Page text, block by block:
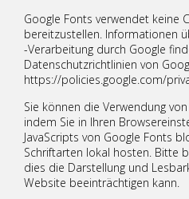
Google Fonts verwendet keine
bereitzustellen. Informationen
-Verarbeitung durch Google
Datenschutzrichtlinien von
https://policies.google.com/
Sie können die Verwendung
indem Sie in Ihren
JavaScripts von Google Fonts
Schriftarten lokal hosten. Bitte
dies die Darstellung und
Website beeinträchtigen kann.